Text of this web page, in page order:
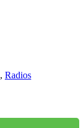
, Radios